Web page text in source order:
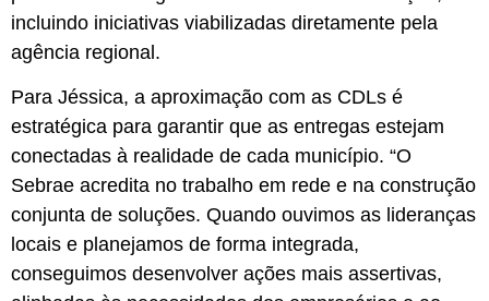
incluindo iniciativas viabilizadas diretamente pela
agência regional.
Para Jéssica, a aproximação com as CDLs é
estratégica para garantir que as entregas estejam
conectadas à realidade de cada município. “O
Sebrae acredita no trabalho em rede e na construção
conjunta de soluções. Quando ouvimos as lideranças
locais e planejamos de forma integrada,
conseguimos desenvolver ações mais assertivas,